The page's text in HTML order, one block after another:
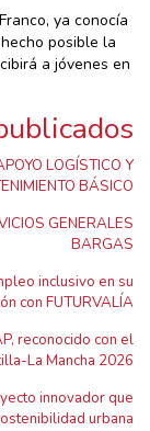
ya conocía
posible la
a jóvenes en
LOGÍSTICO Y
BÁSICO
GENERALES
BARGAS
inclusivo en su
con FUTURVALÍA
reconocido con el
La Mancha 2026
innovador que
urbana